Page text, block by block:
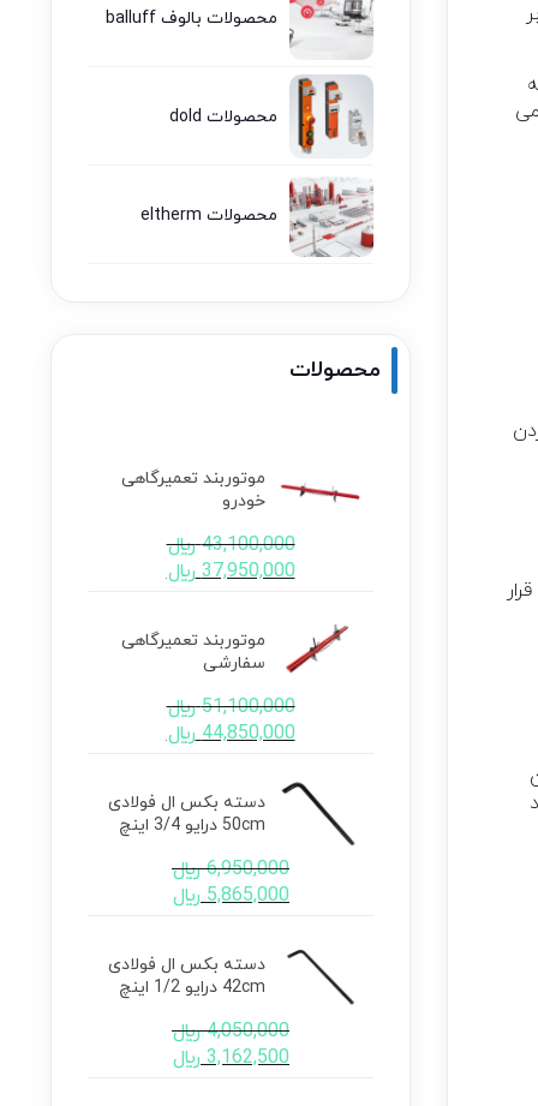
محصولات بالوف balluff
محصولات dold
محصولات eltherm
محصولات
موتوربند تعمیرگاهی
خودرو
43,100,000 ﷼
37,950,000 ﷼
موتوربند تعمیرگاهی
سفارشی
51,100,000 ﷼
44,850,000 ﷼
دسته بکس ال فولادی
50cm درایو 3/4 اینچ
6,950,000 ﷼
5,865,000 ﷼
دسته بکس ال فولادی
42cm درایو 1/2 اینچ
4,050,000 ﷼
3,162,500 ﷼